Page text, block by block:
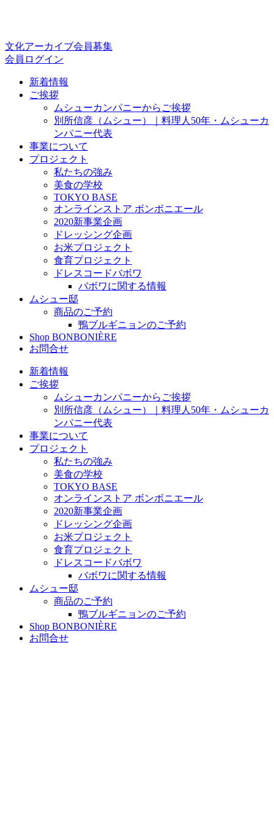
文化アーカイブ会員募集
会員ログイン
新着情報
ご挨拶
ムシューカンパニーからご挨拶
別所信彦（ムシュー）｜料理人50年・ムシューカ
ンパニー代表
事業について
プロジェクト
私たちの強み
美食の学校
TOKYO BASE
オンラインストア ボンボニエール
2020新事業企画
ドレッシング企画
お米プロジェクト
食育プロジェクト
ドレスコードバボワ
バボワに関する情報
ムシュー邸
商品のご予約
鴨ブルギニョンのご予約
Shop BONBONIÈRE
お問合せ
新着情報
ご挨拶
ムシューカンパニーからご挨拶
別所信彦（ムシュー）｜料理人50年・ムシューカ
ンパニー代表
事業について
プロジェクト
私たちの強み
美食の学校
TOKYO BASE
オンラインストア ボンボニエール
2020新事業企画
ドレッシング企画
お米プロジェクト
食育プロジェクト
ドレスコードバボワ
バボワに関する情報
ムシュー邸
商品のご予約
鴨ブルギニョンのご予約
Shop BONBONIÈRE
お問合せ